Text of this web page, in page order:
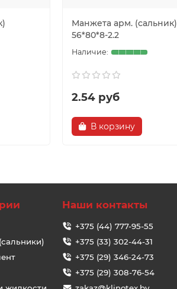
Манжета арм. (сальник)
56*80*8-2.2
2.54 руб
В корзину
Наши контакты
+375 (44) 777-95-55
+375 (33) 302-44-31
+375 (29) 346-24-73
+375 (29) 308-76-54